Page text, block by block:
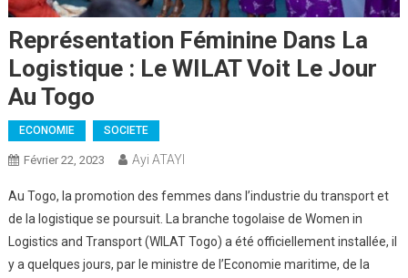
Représentation Féminine Dans La
Logistique : Le WILAT Voit Le Jour
Au Togo
ECONOMIE SOCIETE
Février 22, 2023 Ayi ATAYI
Au Togo, la promotion des femmes dans l’industrie du transport et
de la logistique se poursuit. La branche togolaise de Women in
Logistics and Transport (WILAT Togo) a été officiellement installée, il
y a quelques jours, par le ministre de l’Economie maritime, de la